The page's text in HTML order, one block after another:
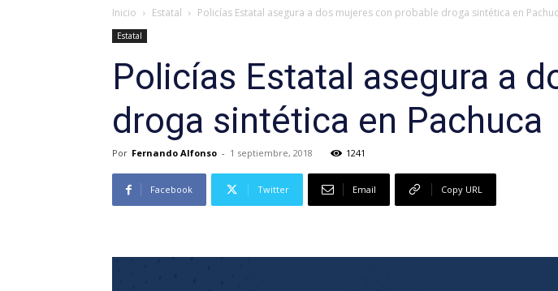
Inicio Estatal Policías Estatal asegura a dos mujeres con probable droga sintética en
Estatal
Policías Estatal asegura a
droga sintética en Pachuca
Por Fernando Alfonso - 1 septiembre, 2018 1241
Facebook Twitter Email Copy URL